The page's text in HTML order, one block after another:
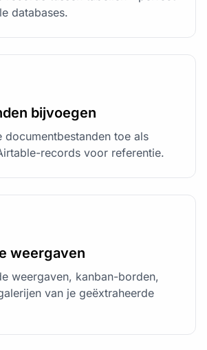
databases.
bijvoegen
documentbestanden toe als
records voor referentie.
weergaven
weergaven, kanban-borden,
van je geëxtraheerde